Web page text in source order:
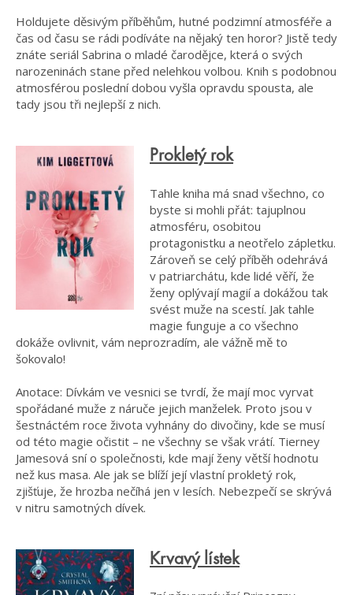
Holdujete děsivým příběhům, hutné podzimní atmosféře a
čas od času se rádi podíváte na nějaký ten horor? Jistě tedy
znáte seriál Sabrina o mladé čarodějce, která o svých
narozeninách stane před nelehkou volbou. Knih s podobnou
atmosférou poslední dobou vyšla opravdu spousta, ale
tady jsou tři nejlepší z nich.
Prokletý rok
Tahle kniha má snad všechno, co
byste si mohli přát: tajuplnou
atmosféru, osobitou
protagonistku a neotřelo zápletku.
Zároveň se celý příběh odehrává
v patriarchátu, kde lidé věří, že
ženy oplývají magií a dokážou tak
svést muže na scestí. Jak tahle
magie funguje a co všechno
dokáže ovlivnit, vám neprozradím, ale vážně mě to
šokovalo!
Anotace: Dívkám ve vesnici se tvrdí, že mají moc vyrvat
spořádané muže z náruče jejich manželek. Proto jsou v
šestnáctém roce života vyhnány do divočiny, kde se musí
od této magie očistit – ne všechny se však vrátí. Tierney
Jamesová sní o společnosti, kde mají ženy větší hodnotu
než kus masa. Ale jak se blíží její vlastní prokletý rok,
zjišťuje, že hrozba nečíhá jen v lesích. Nebezpečí se skrývá
v nitru samotných dívek.
Krvavý lístek